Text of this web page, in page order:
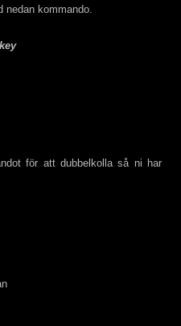
nedan kommando.
för att dubbelkolla så ni har